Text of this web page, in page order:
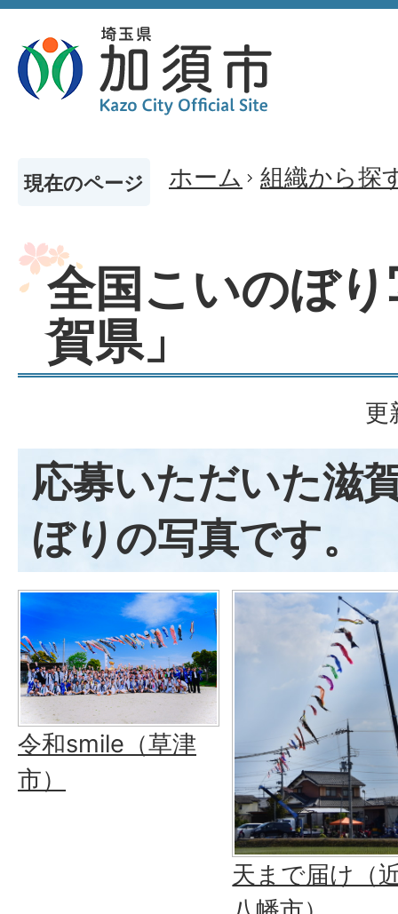
現在のページ ホーム 組織から探
全国こいのぼ
賀県」
更
応募いただいた滋
ぼりの写真です。
令和smile（草津
市）
天まで届け（